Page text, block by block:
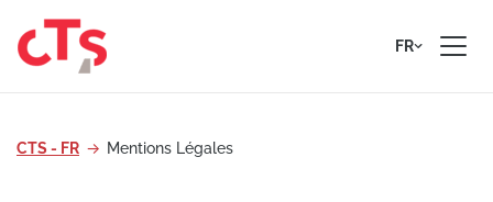
FR
CTS - FR Mentions Légales